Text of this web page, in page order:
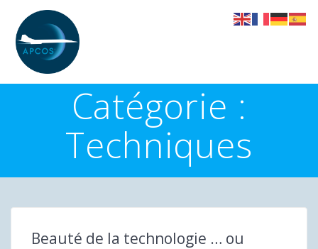
Catégorie :
Techniques
Beauté de la technologie … ou